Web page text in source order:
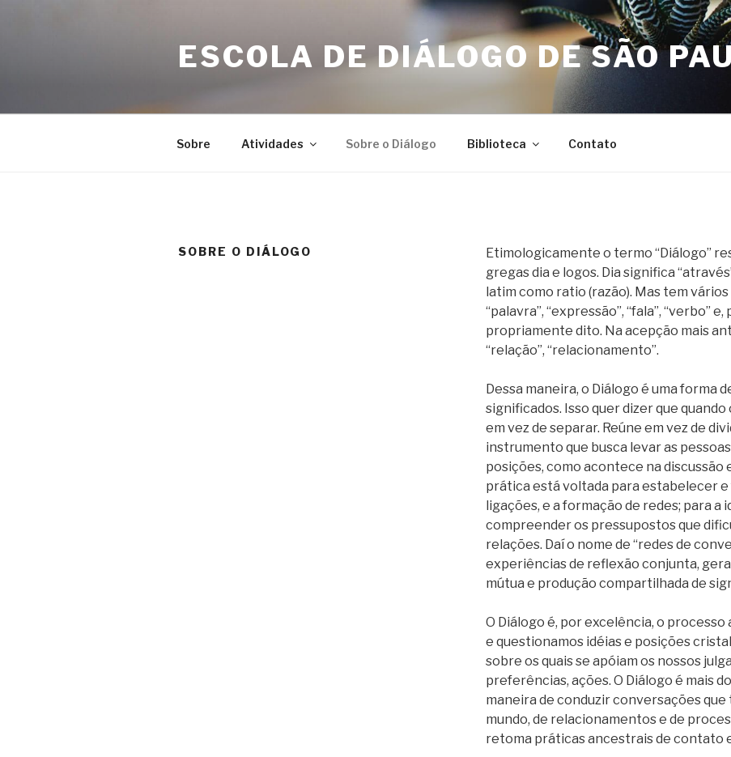
ESCOLA DE DIÁLOGO DE SÃO
Sobre Atividades Sobre o Diálogo Biblioteca Contato
SOBRE O DIÁLOGO
Etimologicamente o termo “Diálogo”
gregas dia e logos. Dia significa
latim como ratio (razão). Mas tem
“palavra”, “expressão”, “fala”, “verbo”
propriamente dito. Na acepção mais
“relação”, “relacionamento”.
Dessa maneira, o Diálogo é uma forma
significados. Isso quer dizer que
em vez de separar. Reúne em vez de
instrumento que busca levar as
posições, como acontece na discussão
prática está voltada para estabelecer
ligações, e a formação de redes; para
compreender os pressupostos que
relações. Daí o nome de “redes de
experiências de reflexão conjunta,
mútua e produção compartilhada de
O Diálogo é, por excelência, o
e questionamos idéias e posições
sobre os quais se apóiam os nossos
preferências, ações. O Diálogo é mais
maneira de conduzir conversações que
mundo, de relacionamentos e de
retoma práticas ancestrais de contato